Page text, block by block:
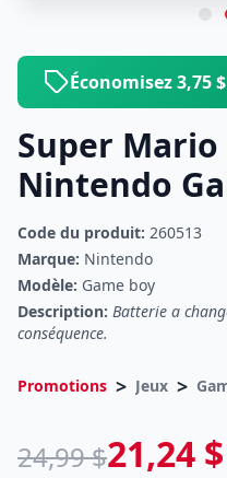
Économisez 3,75
Super Mario
Nintendo
Code du produit: 260513
Marque: Nintendo
Modèle: Game boy
Description: Batterie a
conséquence.
Promotions > Jeux >
24,99 $21,24 $